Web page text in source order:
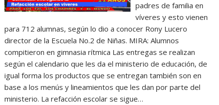
padres de familia en
víveres y esto vienen
para 712 alumnas, según lo dio a conocer Rony Lucero
director de la Escuela No.2 de Niñas. MIRA: Alumnos
compitieron en gimnasia rítmica Las entregas se realizan
según el calendario que les da el ministerio de educación, de
igual forma los productos que se entregan también son en
base a los menús y lineamientos que les dan por parte del
ministerio. La refacción escolar se sigue…